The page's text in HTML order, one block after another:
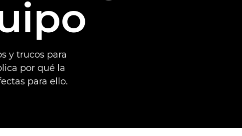
y trucos para
por qué la
para ello.